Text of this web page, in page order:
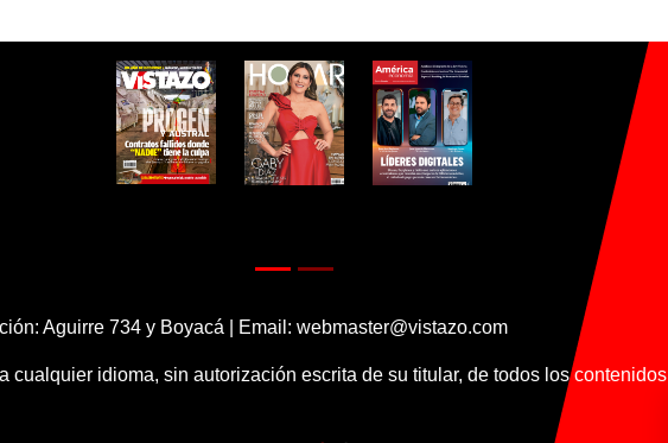
Aguirre 734 y Boyacá | Email: webmaster@vistazo.com
cualquier idioma, sin autorización escrita de su titular, de todos los contenidos